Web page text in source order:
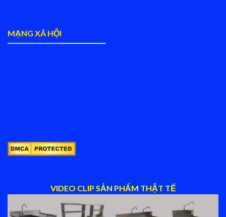
MẠNG XÃ HỘI
VIDEO CLIP SẢN PHẨM THẬT TẾ